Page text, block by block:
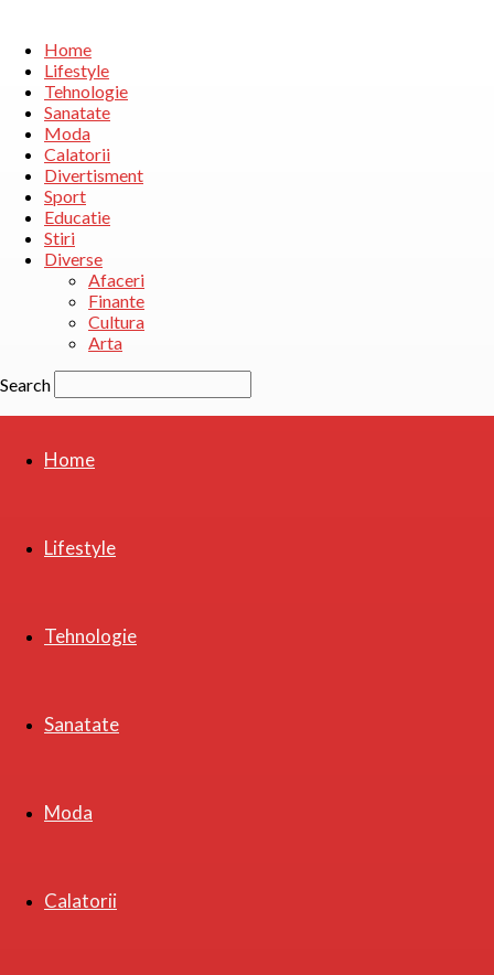
Home
Lifestyle
Tehnologie
Sanatate
Moda
Calatorii
Divertisment
Sport
Educatie
Stiri
Diverse
Afaceri
Finante
Cultura
Arta
Search
Home
Lifestyle
Tehnologie
Sanatate
Moda
Calatorii